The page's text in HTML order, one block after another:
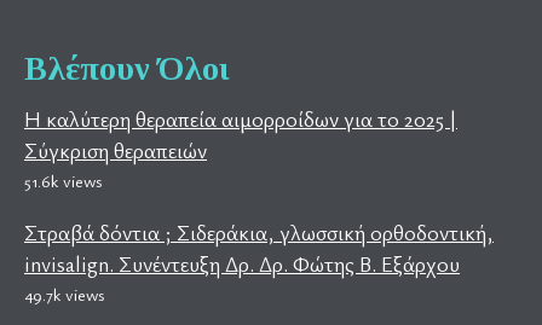
Βλέπουν Όλοι
Η καλύτερη θεραπεία αιμορροίδων για το 2025 |
Σύγκριση θεραπειών
51.6k views
Στραβά δόντια ; Σιδεράκια, γλωσσική ορθοδοντική,
invisalign. Συνέντευξη Δρ. Δρ. Φώτης Β. Εξάρχου
49.7k views